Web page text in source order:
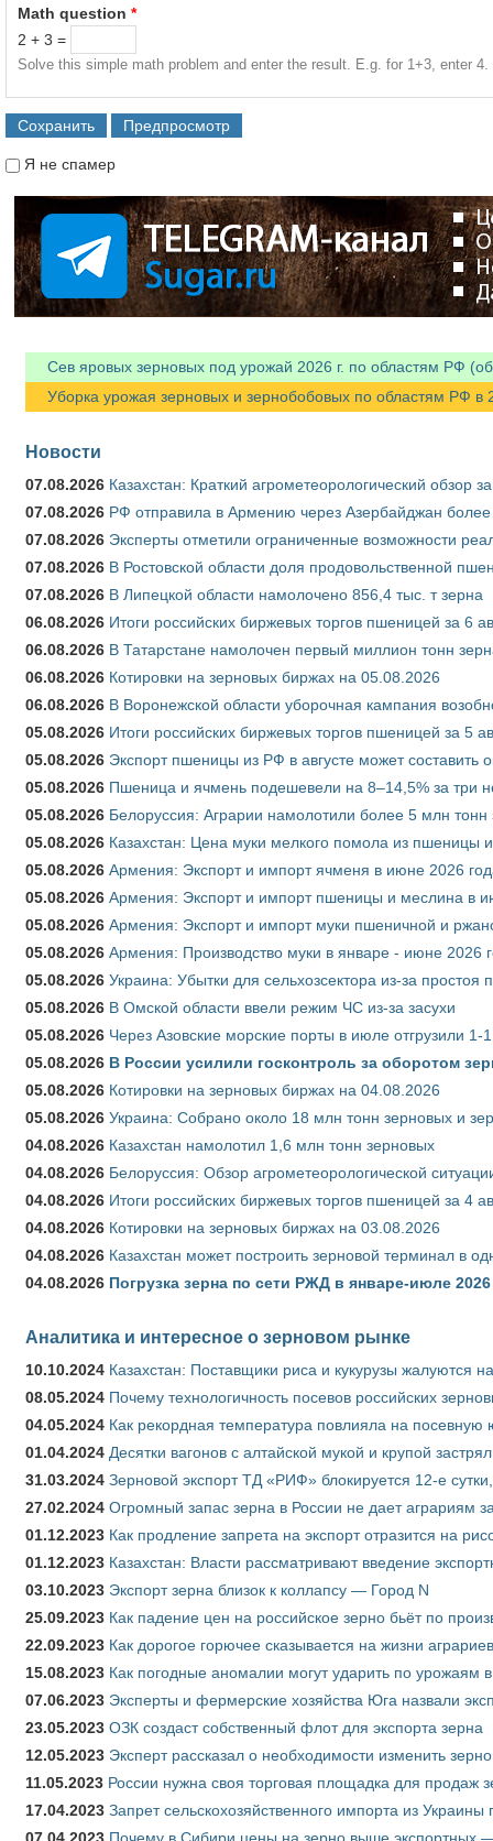
Math question *
2 + 3 =
Solve this simple math problem and enter the result. E.g. for 1+3, enter 4.
Я не спамер
Сев яровых зерновых под урожай 2026 г. по областям РФ
Уборка урожая зерновых и зернобобовых по областям РФ в
Новости
07.08.2026 Казахстан: Краткий агрометеорологический обзор
07.08.2026 РФ отправила в Армению через Азербайджан более
07.08.2026 Эксперты отметили ограниченные возможности
07.08.2026 В Ростовской области доля продовольственной
07.08.2026 В Липецкой области намолочено 856,4 тыс. т зерна
06.08.2026 Итоги российских биржевых торгов пшеницей за 6
06.08.2026 В Татарстане намолочен первый миллион тонн
06.08.2026 Котировки на зерновых биржах на 05.08.2026
06.08.2026 В Воронежской области уборочная кампания
05.08.2026 Итоги российских биржевых торгов пшеницей за 5
05.08.2026 Экспорт пшеницы из РФ в августе может составить
05.08.2026 Пшеница и ячмень подешевели на 8–14,5% за три
05.08.2026 Белоруссия: Аграрии намолотили более 5 млн тонн
05.08.2026 Казахстан: Цена муки мелкого помола из пшеницы
05.08.2026 Армения: Экспорт и импорт ячменя в июне 2026
05.08.2026 Армения: Экспорт и импорт пшеницы и меслина в
05.08.2026 Армения: Экспорт и импорт муки пшеничной и
05.08.2026 Армения: Производство муки в январе - июне 2026
05.08.2026 Украина: Убытки для сельхозсектора из-за простоя
05.08.2026 В Омской области ввели режим ЧС из-за засухи
05.08.2026 Через Азовские морские порты в июле отгрузили
05.08.2026 В России усилили госконтроль за оборотом
05.08.2026 Котировки на зерновых биржах на 04.08.2026
05.08.2026 Украина: Собрано около 18 млн тонн зерновых и
04.08.2026 Казахстан намолотил 1,6 млн тонн зерновых
04.08.2026 Белоруссия: Обзор агрометеорологической
04.08.2026 Итоги российских биржевых торгов пшеницей за 4
04.08.2026 Котировки на зерновых биржах на 03.08.2026
04.08.2026 Казахстан может построить зерновой терминал в
04.08.2026 Погрузка зерна по сети РЖД в январе-июле
Аналитика и интересное о зерновом рынке
10.10.2024 Казахстан: Поставщики риса и кукурузы жалуются
08.05.2024 Почему технологичность посевов российских
04.05.2024 Как рекордная температура повлияла на
01.04.2024 Десятки вагонов с алтайской мукой и крупой
31.03.2024 Зерновой экспорт ТД «РИФ» блокируется 12-е
27.02.2024 Огромный запас зерна в России не дает аграриям
01.12.2023 Как продление запрета на экспорт отразится на
01.12.2023 Казахстан: Власти рассматривают введение
03.10.2023 Экспорт зерна близок к коллапсу — Город N
25.09.2023 Как падение цен на российское зерно бьёт по
22.09.2023 Как дорогое горючее сказывается на жизни аграриев
15.08.2023 Как погодные аномалии могут ударить по урожаям
07.06.2023 Эксперты и фермерские хозяйства Юга назвали
23.05.2023 ОЗК создаст собственный флот для экспорта зерна
12.05.2023 Эксперт рассказал о необходимости изменить
11.05.2023 России нужна своя торговая площадка для продаж
17.04.2023 Запрет сельскохозяйственного импорта из